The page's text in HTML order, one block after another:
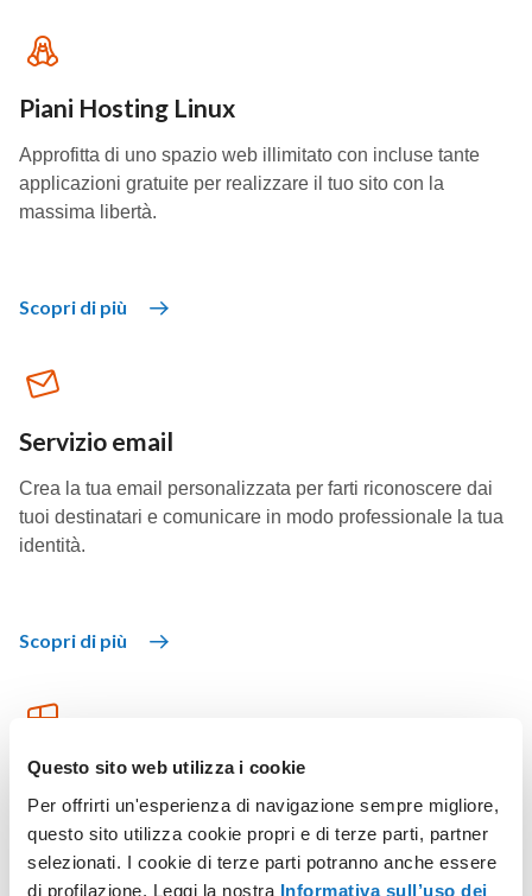
Questo sito web utilizza i cookie
Per offrirti un'esperienza di navigazione sempre migliore,
questo sito utilizza cookie propri e di terze parti, partner
selezionati. I cookie di terze parti potranno anche essere
di profilazione. Leggi la nostra Informativa sull’uso dei
Piani Hosting Linux
Approfitta di uno spazio web illimitato con incluse tante
applicazioni gratuite per realizzare il tuo sito con la
massima libertà.
Scopri di più
Servizio email
Crea la tua email personalizzata per farti riconoscere dai
tuoi destinatari e comunicare in modo professionale la tua
identità.
Scopri di più
Piani Hosting Windows
Sfrutta uno spazio web illimitato con inclusi tanti strumenti
per dare forma al tuo sito come vuoi.